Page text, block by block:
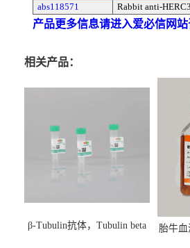
abs118571 Rabbit anti-
产品更多信息请进入爱必信网
相关产品：
β-Tubulin抗体，Tubulin beta
胎牛